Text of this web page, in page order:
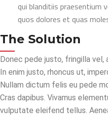
qui blanditiis praesentium
quos dolores et quas
The Solution
Donec pede justo, fringilla
In enim justo, rhoncus ut,
Nullam dictum felis eu pede
Cras dapibus. Vivamus
vulputate eleifend tellus.